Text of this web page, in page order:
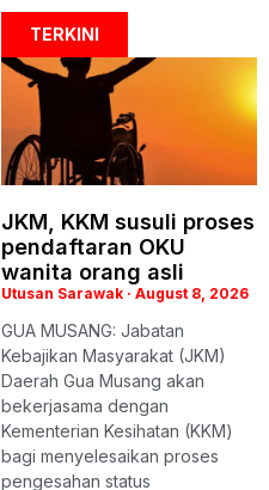
TERKINI
JKM, KKM susuli proses
pendaftaran OKU
wanita orang asli
Utusan Sarawak August 8, 2026
GUA MUSANG: Jabatan
Kebajikan Masyarakat (JKM)
Daerah Gua Musang akan
bekerjasama dengan
Kementerian Kesihatan (KKM)
bagi menyelesaikan proses
pengesahan status